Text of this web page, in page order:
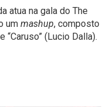
atua na gala do The
um mashup, composto
“Caruso” (Lucio Dalla).